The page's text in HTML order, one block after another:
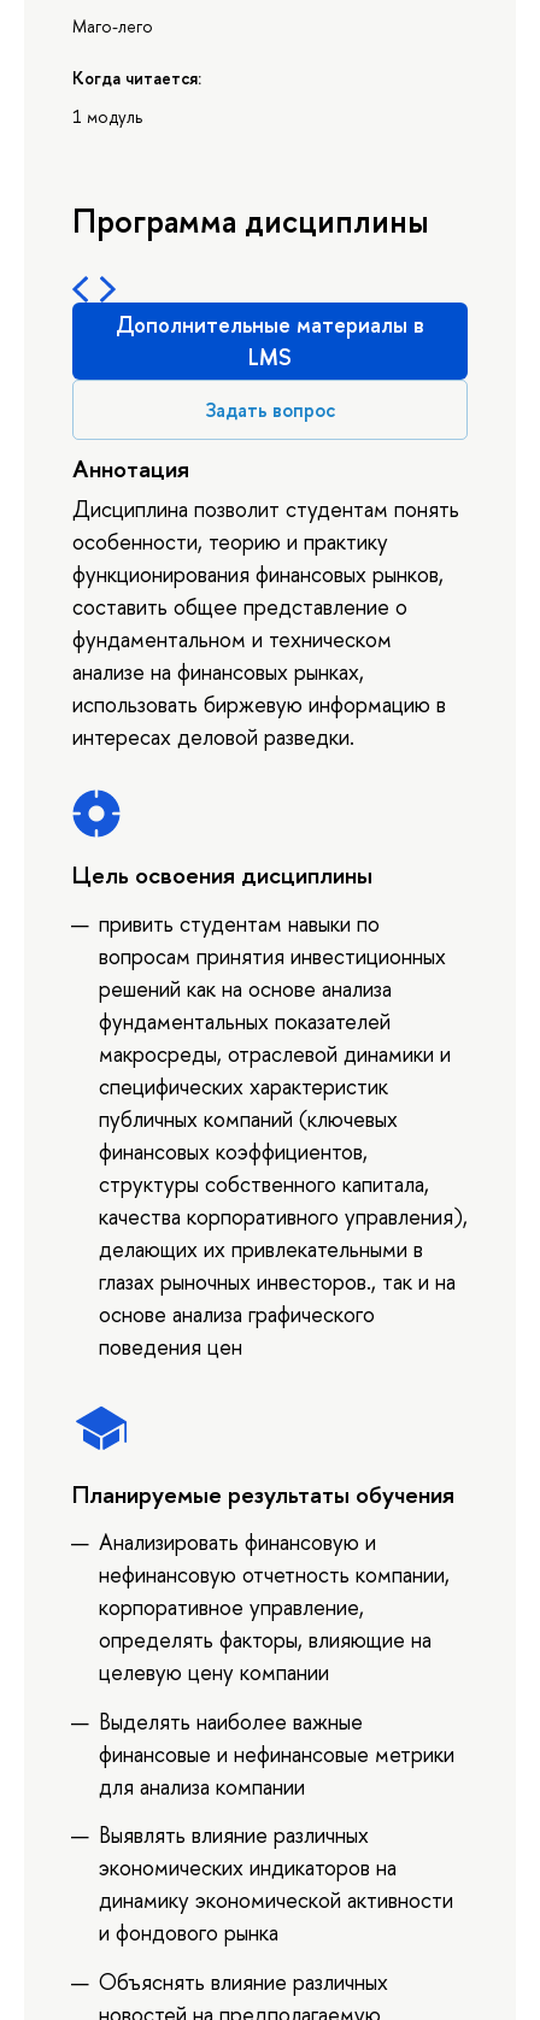
Маго-лего
Когда читается:
1 модуль
Программа дисциплины
Дополнительные материалы в
LMS
Задать вопрос
Аннотация
Дисциплина позволит студентам понять
особенности, теорию и практику
функционирования финансовых рынков,
составить общее представление о
фундаментальном и техническом
анализе на финансовых рынках,
использовать биржевую информацию в
интересах деловой разведки.
Цель освоения дисциплины
привить студентам навыки по
вопросам принятия инвестиционных
решений как на основе анализа
фундаментальных показателей
макросреды, отраслевой динамики и
специфических характеристик
публичных компаний (ключевых
финансовых коэффициентов,
структуры собственного капитала,
качества корпоративного управления),
делающих их привлекательными в
глазах рыночных инвесторов., так и на
основе анализа графического
поведения цен
Планируемые результаты обучения
Анализировать финансовую и
нефинансовую отчетность компании,
корпоративное управление,
определять факторы, влияющие на
целевую цену компании
Выделять наиболее важные
финансовые и нефинансовые метрики
для анализа компании
Выявлять влияние различных
экономических индикаторов на
динамику экономической активности
и фондового рынка
Объяснять влияние различных